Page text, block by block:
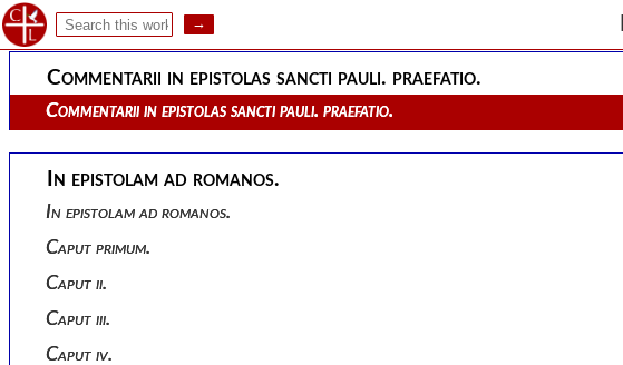
Admonitio in subsequentes commentarios.
Commentarii in epistolas sancti pauli. praefatio.
Commentarii in epistolas sancti pauli. praefatio.
In epistolam ad romanos.
In epistolam ad romanos.
Caput primum.
Caput ii.
Caput iii.
Caput iv.